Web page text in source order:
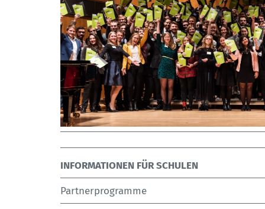
INFORMATIONEN FÜR SCHULEN
Partnerprogramme